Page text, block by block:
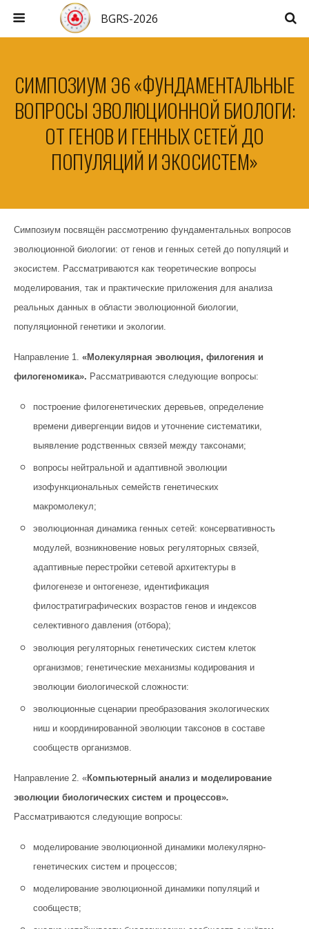
BGRS-2026
СИМПОЗИУМ Э6 «ФУНДАМЕНТАЛЬНЫЕ
ВОПРОСЫ ЭВОЛЮЦИОННОЙ БИОЛОГИ:
ОТ ГЕНОВ И ГЕННЫХ СЕТЕЙ ДО
ПОПУЛЯЦИЙ И ЭКОСИСТЕМ»
Симпозиум посвящён рассмотрению фундаментальных вопросов
эволюционной биологии: от генов и генных сетей до популяций и
экосистем. Рассматриваются как теоретические вопросы
моделирования, так и практические приложения для анализа
реальных данных в области эволюционной биологии,
популяционной генетики и экологии.
Направление 1. «Молекулярная эволюция, филогения и
филогеномика». Рассматриваются следующие вопросы:
построение филогенетических деревьев, определение
времени дивергенции видов и уточнение систематики,
выявление родственных связей между таксонами;
вопросы нейтральной и адаптивной эволюции
изофункциональных семейств генетических
макромолекул;
эволюционная динамика генных сетей: консервативность
модулей, возникновение новых регуляторных связей,
адаптивные перестройки сетевой архитектуры в
филогенезе и онтогенезе, идентификация
филостратиграфических возрастов генов и индексов
селективного давления (отбора);
эволюция регуляторных генетических систем клеток
организмов; генетические механизмы кодирования и
эволюции биологической сложности:
эволюционные сценарии преобразования экологических
ниш и координированной эволюции таксонов в составе
сообществ организмов.
Направление 2. «Компьютерный анализ и моделирование
эволюции биологических систем и процессов».
Рассматриваются следующие вопросы:
моделирование эволюционной динамики молекулярно-
генетических систем и процессов;
моделирование эволюционной динамики популяций и
сообществ;